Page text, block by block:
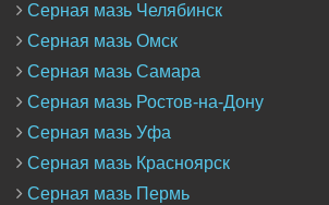
Серная мазь Челябинск
Серная мазь Омск
Серная мазь Самара
Серная мазь Ростов-на-Дону
Серная мазь Уфа
Серная мазь Красноярск
Серная мазь Пермь